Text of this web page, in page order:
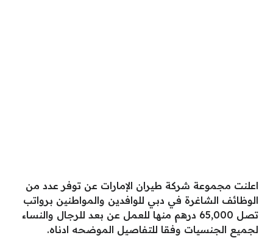
اعلنت مجموعة شركة طيران الإمارات عن توفر عدد من
الوظائف الشاغرة في دبي للوافدين والمواطنين برواتب
تصل 65,000 درهم منها للعمل عن بعد للرجال والنساء
لجميع الجنسيات وفقا للتفاصيل الموضحه ادناه.